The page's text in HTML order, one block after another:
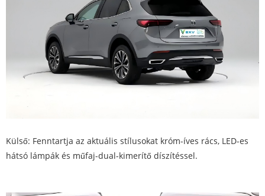
Külső: Fenntartja az aktuális stílusokat króm-íves rács, LED-es
hátsó lámpák és műfaj-dual-kimerítő díszítéssel.